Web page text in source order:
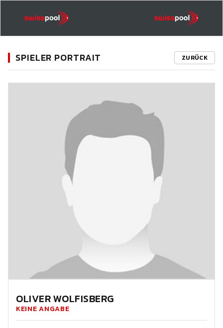
SPIELER PORTRAIT ZURÜCK
OLIVER WOLFISBERG
KEINE ANGABE